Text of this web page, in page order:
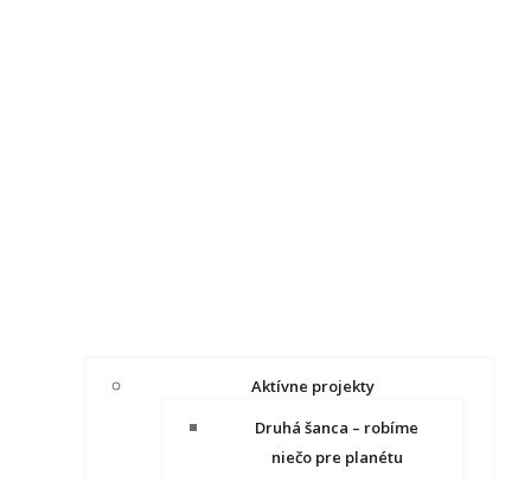
Aktívne projekty
Druhá šanca – robíme
niečo pre planétu